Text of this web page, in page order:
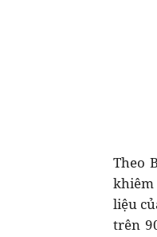
Theo
khiêm
liệu
trên